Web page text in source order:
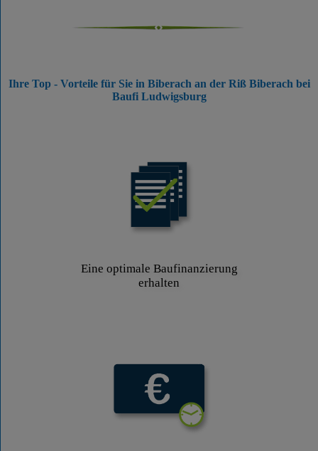
Ihre Top - Vorteile für Sie in Biberach an der Riß Biberach bei
Baufi Ludwigsburg
Eine optimale Baufinanzierung
erhalten